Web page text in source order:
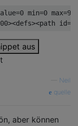
=0 min=0 max=9
><defs><path id=
aus
Neil
quelle
aber können